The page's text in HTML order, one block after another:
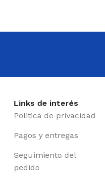
Links de interés
Politica de privacidad
Pagos y entregas
Seguimiento del
pedido